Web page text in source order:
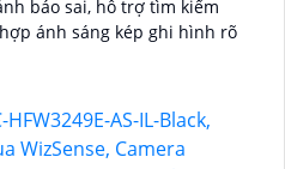
báo sai, hỗ trợ tìm kiếm
ánh sáng kép ghi hình rõ